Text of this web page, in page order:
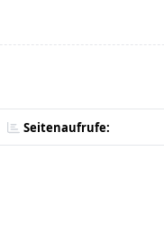
Seitenaufrufe: